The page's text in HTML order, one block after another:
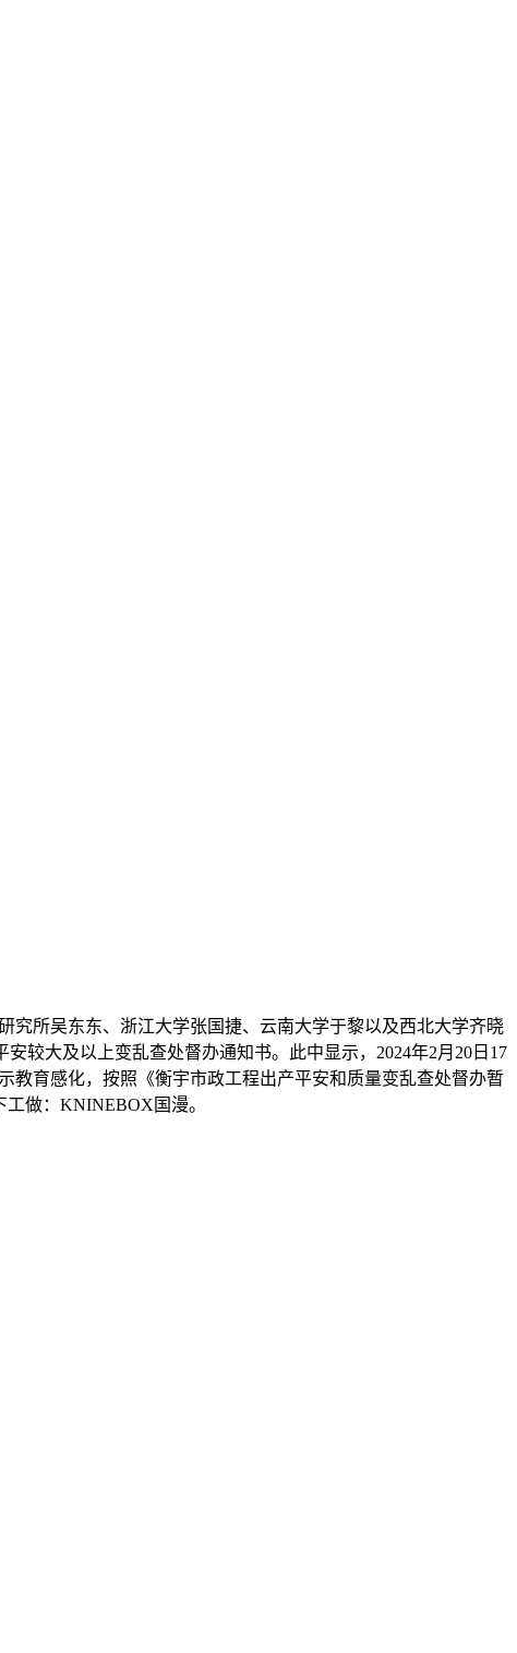
究所吴东东、浙江大学张国捷、云南大学于黎以及西北大学齐晓
较大及以上变乱查处督办通知书。此中显示，2024年2月20日17
教育感化，按照《衡宇市政工程出产平安和质量变乱查处督办暂
做：KNINEBOX国漫。